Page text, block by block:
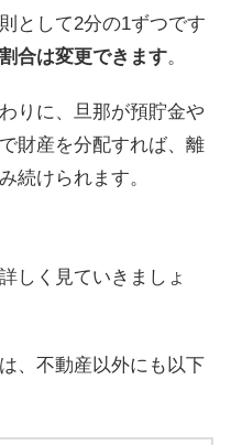
として2分の1ずつです
合は変更できます。
りに、旦那が預貯金や
財産を分配すれば、離
続けられます。
しく見ていきましょ
、不動産以外にも以下